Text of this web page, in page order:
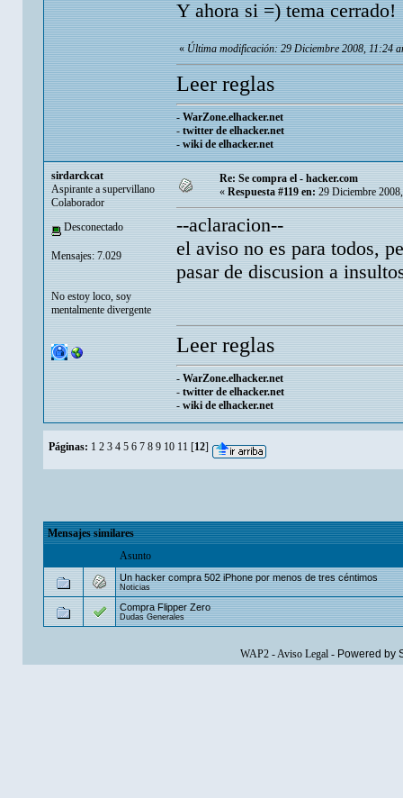
Y ahora si =) tema cerrado!
«Última modificación: 29 Diciembre 2008, 11:24
Leer reglas
-WarZone.elhacker.net
-twitter de elhacker.net
-wiki de elhacker.net
sirdarckcat
Aspirante a supervillano
Colaborador
Desconectado
Mensajes: 7.029
No estoy loco, soy
mentalmente divergente
Re: Se compra el - hacker.com
« Respuesta #119 en: 29 Diciembre
--aclaracion--
el aviso no es para todos,
pasar de discusion a
Leer reglas
- WarZone.elhacker.net
- twitter de elhacker.net
- wiki de elhacker.net
Páginas: 1 2 3 4 5 6 7 8 9 10 11 [12]
Mensajes similares
Asunto
Un hacker compra 502 iPhone por menos de tres céntimos
Noticias
Compra Flipper Zero
Dudas Generales
WAP2-Aviso Legal- Powered by